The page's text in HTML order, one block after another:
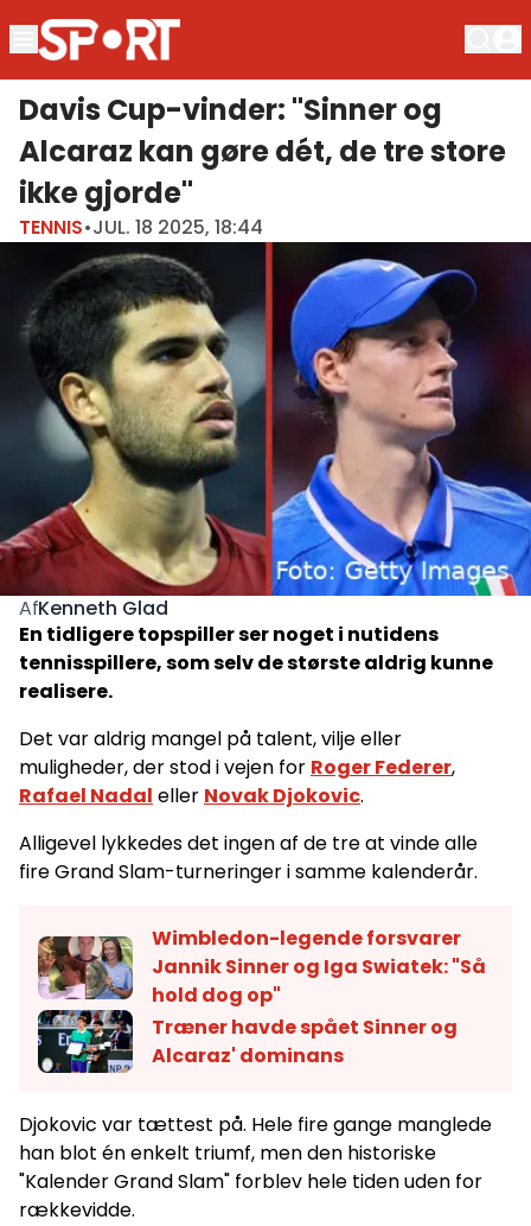
Davis Cup-vinder: "Sinner og
Alcaraz kan gøre dét, de tre store
ikke gjorde"
TENNIS•JUL. 18 2025, 18:44
AfKenneth Glad
En tidligere topspiller ser noget i nutidens
tennisspillere, som selv de største aldrig kunne
realisere.
Det var aldrig mangel på talent, vilje eller
muligheder, der stod i vejen for Roger Federer,
Rafael Nadal eller Novak Djokovic.
Alligevel lykkedes det ingen af de tre at vinde alle
fire Grand Slam-turneringer i samme kalenderår.
Wimbledon-legende forsvarer
Jannik Sinner og Iga Swiatek: "Så
hold dog op"
Træner havde spået Sinner og
Alcaraz' dominans
Djokovic var tættest på. Hele fire gange manglede
han blot én enkelt triumf, men den historiske
"Kalender Grand Slam" forblev hele tiden uden for
rækkevidde.